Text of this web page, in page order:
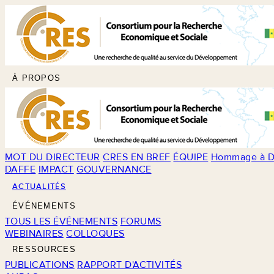
À PROPOS
MOT DU DIRECTEUR CRES EN BREF ÉQUIPE Hommage à
DAFFE IMPACT GOUVERNANCE
ACTUALITÉS
ÉVÉNEMENTS
TOUS LES ÉVÉNEMENTS FORUMS
WEBINAIRES COLLOQUES
RESSOURCES
PUBLICATIONS RAPPORT D'ACTIVITÉS